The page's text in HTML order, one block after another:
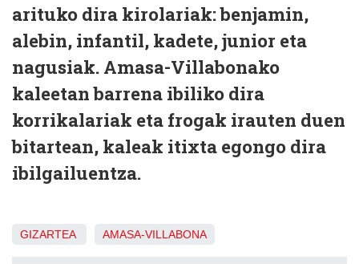
arituko dira kirolariak: benjamin,
alebin, infantil, kadete, junior eta
nagusiak. Amasa-Villabonako
kaleetan barrena ibiliko dira
korrikalariak eta frogak irauten duen
bitartean, kaleak itixta egongo dira
ibilgailuentza.
GIZARTEA AMASA-VILLABONA